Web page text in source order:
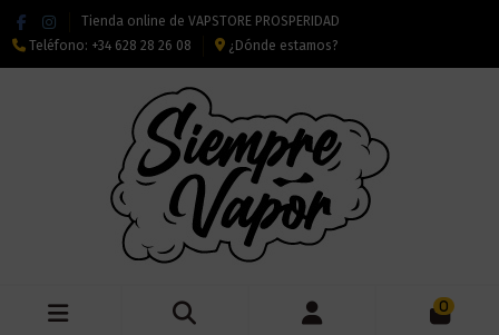
Tienda online de VAPSTORE PROSPERIDAD
Teléfono: +34 628 28 26 08 ¿Dónde estamos?
0